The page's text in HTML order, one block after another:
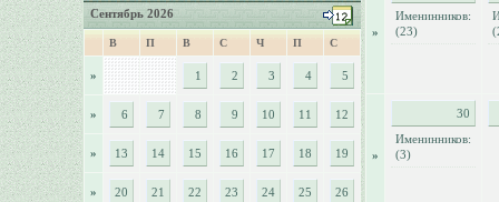
Сентябрь 2026
В П В С Ч П С
» 1 2 3 4 5
» 6 7 8 9 10 11 12
» 13 14 15 16 17 18 19
» 20 21 22 23 24 25 26
»
Именинников:
(23)
»
30
Именинников:
(3)